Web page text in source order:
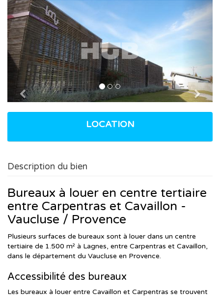
Previous
LOCATION
Description du bien
Bureaux à louer en centre tertiaire
entre Carpentras et Cavaillon -
Vaucluse / Provence
Plusieurs surfaces de bureaux sont à louer dans un centre
tertiaire de 1.500 m² à Lagnes, entre Carpentras et Cavaillon,
dans le département du Vaucluse en Provence.
Accessibilité des bureaux
Les bureaux à louer entre Cavaillon et Carpentras se trouvent